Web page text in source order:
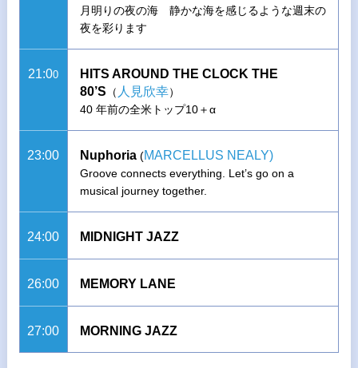
月明りの夜の海 静かな海を感じるような週末の
夜を彩ります
21:00
HITS AROUND THE CLOCK THE
80’S （ 人見欣幸）
40 年前の全米トップ10＋α
23:00 Nuphoria(MARCELLUS NEALY)
Groove connects everything. Let’s go on a
musical journey together.
24:00 MIDNIGHT JAZZ
26:00 MEMORY LANE
27:00 MORNING JAZZ